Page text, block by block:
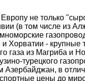
не только
(в том числе из
Хорватии - крупные
газа из Магриба и
турецкого
в
цены до